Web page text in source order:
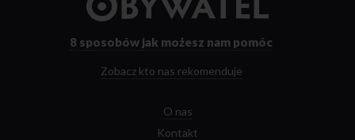
strony
8 sposobów jak możesz nam pomóc
Zobacz kto nas rekomenduje
O nas
Kontakt